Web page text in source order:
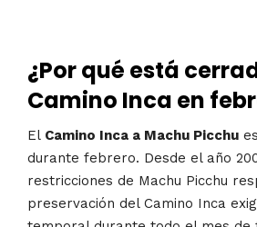
¿Por qué está
Camino Inca en
El Camino Inca a Machu Picchu
durante febrero. Desde el año
restricciones de Machu Picchu
preservación del Camino Inca